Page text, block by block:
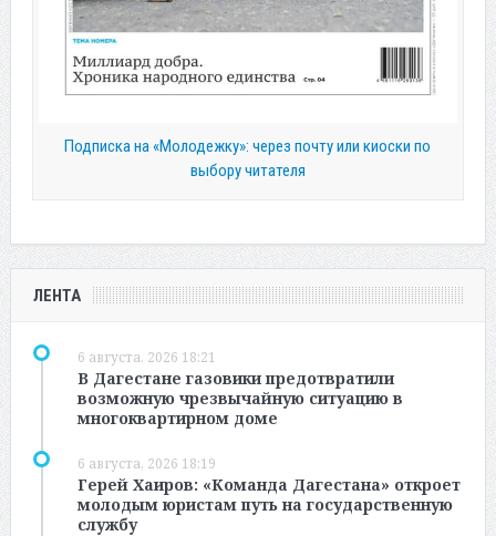
Подписка на «Молодежку»: через почту или киоски по
выбору читателя
ЛЕНТА
6 августа, 2026 18:21
В Дагестане газовики предотвратили
возможную чрезвычайную ситуацию в
многоквартирном доме
6 августа, 2026 18:19
Герей Хаиров: «Команда Дагестана» откроет
молодым юристам путь на государственную
службу